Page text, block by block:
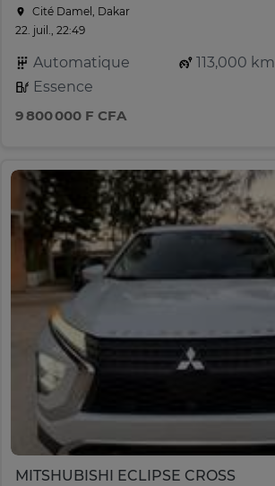
Cité Damel, Dakar
22. juil., 22:49
Automatique
113,000 km
Essence
9 800 000 F CFA
MITSHUBISHI ECLIPSE CROSS